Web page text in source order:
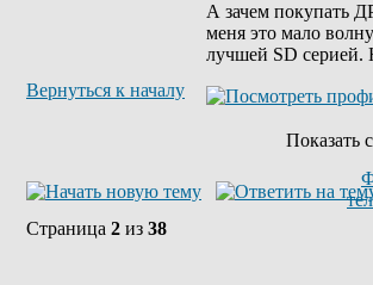
А зачем покупать
меня это мало
лучшей SD
Вернуться к началу
Показать
Страница 2 из 38